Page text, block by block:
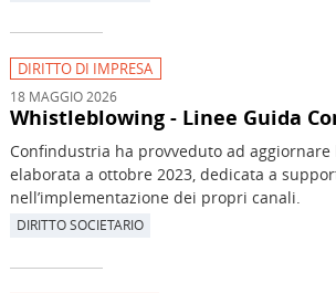
DIRITTO DI IMPRESA
18 MAGGIO 2026
Whistleblowing - Linee Guida
Confindustria ha provveduto ad aggiornare
elaborata a ottobre 2023, dedicata a
nell’implementazione dei propri canali.
DIRITTO SOCIETARIO